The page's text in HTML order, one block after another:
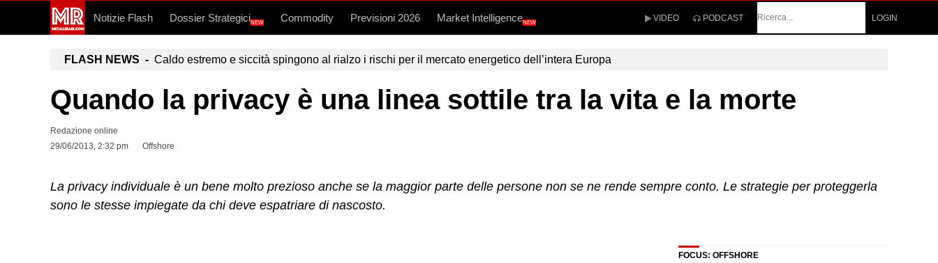
Notizie Flash Dossier StrategiciNEW Commodity Previsioni 2026 Market IntelligenceNEW VIDEO PODCAST
LOGIN
FLASH NEWS - Caldo estremo e siccità spingono al rialzo i rischi per il mercato energetico dell’intera Europa
Quando la privacy è una linea sottile tra la vita e la morte
Redazione online
29/06/2013, 2:32 pm
Offshore
La privacy individuale è un bene molto prezioso anche se la maggior parte delle persone non se ne rende sempre conto. Le strategie per proteggerla
sono le stesse impiegate da chi deve espatriare di nascosto.
FOCUS: OFFSHORE